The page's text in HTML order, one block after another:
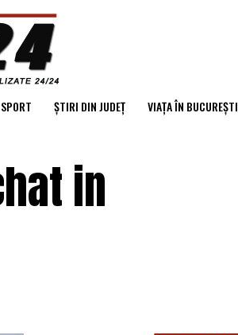
SPORT ȘTIRI DIN JUDEȚ VIAȚA ÎN BUCUREȘTI
in